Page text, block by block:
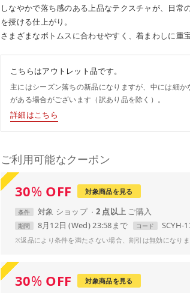
しなやかで落ち感のある上品なテクスチャが、日常
を授ける仕上がり。
さまざまなボトムスに合わせやすく、着まわしに重宝
こちらはアウトレット品です。
主にはシーズン落ちの新品になりますが、中には細
がある場合がございます（訳あり品を除く）。
詳細はこちら
ご利用可能なクーポン
30%OFF 対象商品を見る
条件 対象 ショップ 2 点以上
期間 8月12日 (Wed) 23:58まで コード SCYH-
※返品により条件を満たさない場合、割引は無効になり
30%OFF 対象商品を見る